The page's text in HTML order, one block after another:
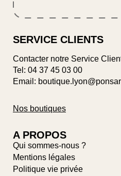
SERVICE CLIENTS
Contacter notre Service
Tel: 04 37 45 03 00
Email:
Nos boutiques
A PROPOS
Qui sommes-nous ?
Mentions légales
Politique vie privée